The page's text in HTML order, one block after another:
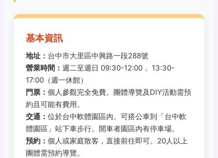
基本資訊
地址： 台中市大里區中興路一段288號
營業時間： 週二至週日 09:30-12:00， 13:30-
17:00（週一休館）
門票： 個人參觀完全免費。團體導覽及DIY活動需預
約且可能有費用。
交通： 位於台中軟體園區內。可搭公車到「台中軟
體園區」站下車步行。開車者園區內有停車場。
預約： 個人或家庭散客，直接前往即可。20人以上
團體需預約導覽。